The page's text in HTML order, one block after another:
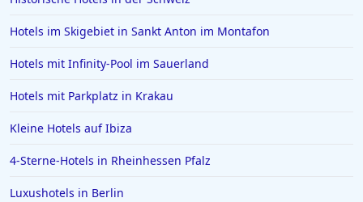
Hotels im Skigebiet in Sankt Anton im Montafon
Hotels mit Infinity-Pool im Sauerland
Hotels mit Parkplatz in Krakau
Kleine Hotels auf Ibiza
4-Sterne-Hotels in Rheinhessen Pfalz
Luxushotels in Berlin